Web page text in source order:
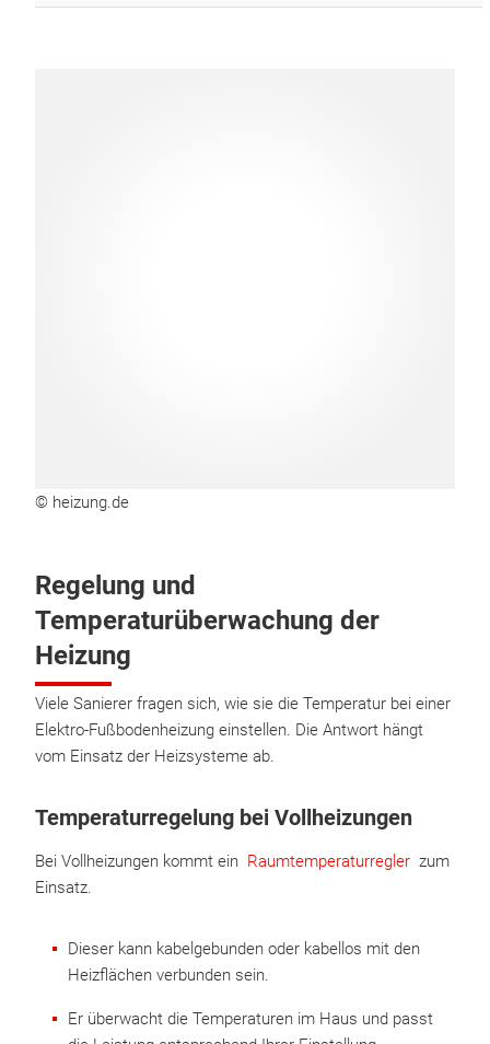
© heizung.de
Regelung und
Temperaturüberwachung der
Heizung
Viele Sanierer fragen sich, wie sie die Temperatur bei einer
Elektro-Fußbodenheizung einstellen. Die Antwort hängt
vom Einsatz der Heizsysteme ab.
Temperaturregelung bei Vollheizungen
Bei Vollheizungen kommt ein Raumtemperaturregler zum
Einsatz.
Dieser kann kabelgebunden oder kabellos mit den
Heizflächen verbunden sein.
Er überwacht die Temperaturen im Haus und passt